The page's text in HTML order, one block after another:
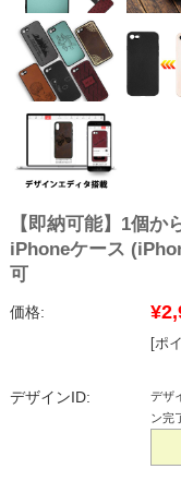
【即納可能】1個
iPhoneケース
可
価格:
[ポ
デザインID:
デザ
ン完